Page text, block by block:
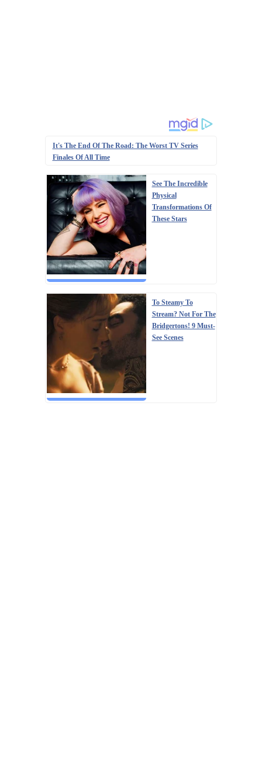
It's The End Of The Road: The Worst TV Series
Finales Of All Time
See The Incredible
Physical
Transformations Of
These Stars
To Steamy To
Stream? Not For The
Bridgertons! 9 Must-
See Scenes